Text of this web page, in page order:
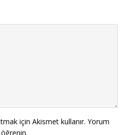
için Akismet kullanır. Yorum